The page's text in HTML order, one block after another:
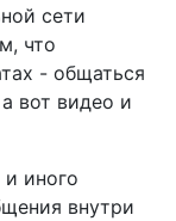
сети
что
- общаться
вот видео и
иного
внутри